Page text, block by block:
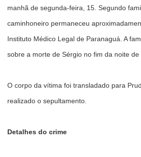
manhã de segunda-feira, 15. Segundo
caminhoneiro permaneceu
Instituto Médico Legal de Paranaguá. A
sobre a morte de Sérgio no fim da noite de
O corpo da vítima foi transladado para
realizado o sepultamento.
Detalhes do crime